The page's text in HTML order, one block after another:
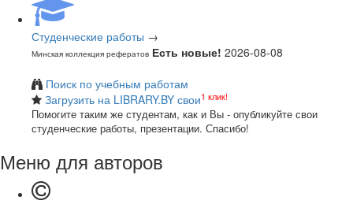
Студенческие работы →
Минская коллекция рефератов Есть новые! 2026-08-08
Поиск по учебным работам
Загрузить на LIBRARY.BY свои1 клик!
Помогите таким же студентам, как и Вы - опубликуйте свои
студенческие работы, презентации. Спасибо!
Меню для авторов